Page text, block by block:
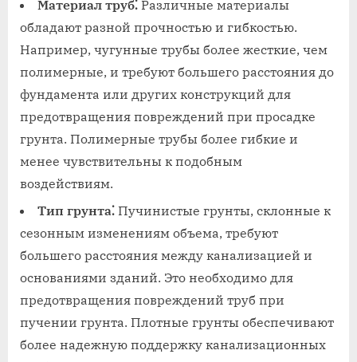
Материал труб⁚ Различные материалы
обладают разной прочностью и гибкостью.
Например, чугунные трубы более жесткие, чем
полимерные, и требуют большего расстояния до
фундамента или других конструкций для
предотвращения повреждений при просадке
грунта. Полимерные трубы более гибкие и
менее чувствительны к подобным
воздействиям.
Тип грунта⁚ Пучинистые грунты, склонные к
сезонным изменениям объема, требуют
большего расстояния между канализацией и
основаниями зданий. Это необходимо для
предотвращения повреждений труб при
пучении грунта. Плотные грунты обеспечивают
более надежную поддержку канализационных